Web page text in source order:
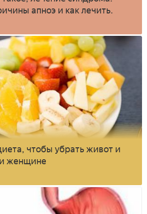
апноэ и как лечить.
чтобы убрать живот и
женщине